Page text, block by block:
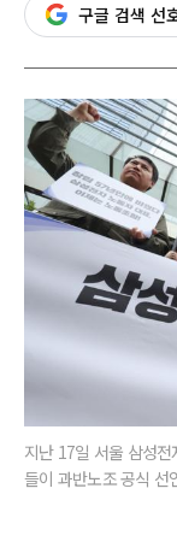
구글 검색 선
지난 17일 서울 삼성
들이 과반노조 공식 선